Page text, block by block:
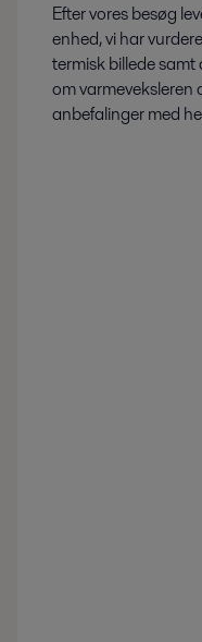
Efter vores besøg
enhed, vi har
termisk billede samt
om varmeveksleren
anbefalinger med